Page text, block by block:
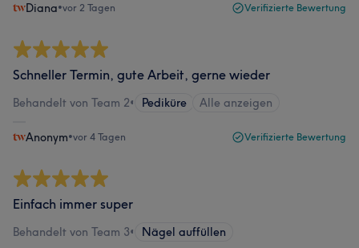
Diana•vor 2 Tagen Verifizierte Bewertung
Schneller Termin, gute Arbeit, gerne wieder
Behandelt von Team 2• Pediküre Alle anzeigen
Anonym•vor 4 Tagen Verifizierte Bewertung
Einfach immer super
Behandelt von Team 3• Nägel auffüllen